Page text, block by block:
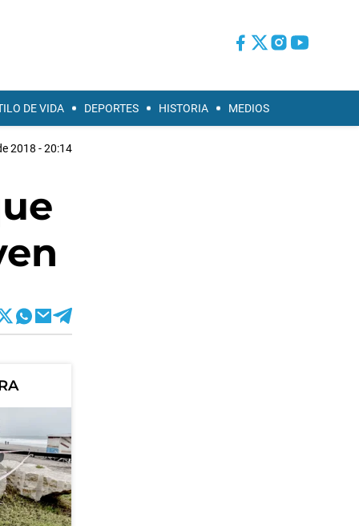
DE VIDA DEPORTES HISTORIA MEDIOS
2018 - 20:14